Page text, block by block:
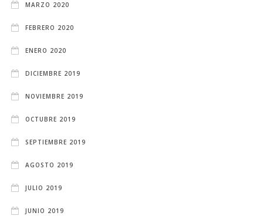
MARZO 2020
FEBRERO 2020
ENERO 2020
DICIEMBRE 2019
NOVIEMBRE 2019
OCTUBRE 2019
SEPTIEMBRE 2019
AGOSTO 2019
JULIO 2019
JUNIO 2019